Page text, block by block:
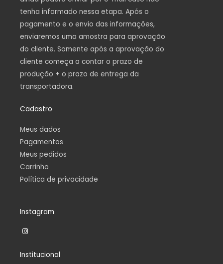
tenha informado nessa etapa. Após o
pagamento e o envio das informações,
enviaremos uma amostra para aprovação
do cliente. Somente após a aprovação do
cliente começa a contar o prazo de
produção + o prazo de entrega da
transportadora.
Cadastro
Meus dados
Pagamentos
Meus pedidos
Carrinho
Política de privacidade
Instagram
I
n
a
Institucional